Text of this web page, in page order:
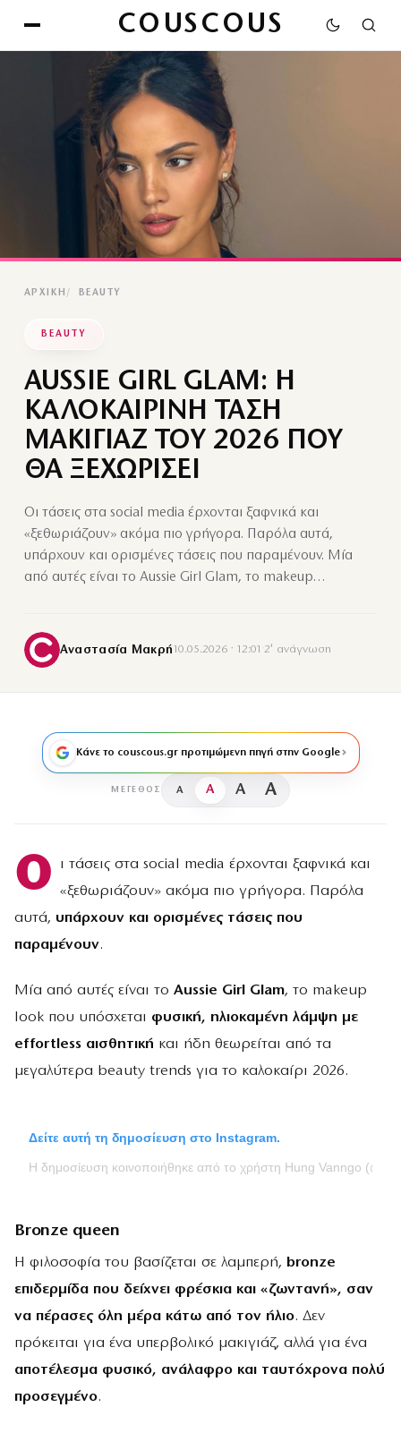
COUSCOUS
ΑΡΧΙΚΉ BEAUTY
BEAUTY
AUSSIE GIRL GLAM: H
ΚΑΛΟΚΑΙΡΙΝΗ ΤΑΣΗ
ΜΑΚΙΓΙΑΖ ΤΟΥ 2026 ΠΟΥ
ΘΑ ΞΕΧΩΡΙΣΕΙ
Οι τάσεις στα social media έρχονται ξαφνικά και
«ξεθωριάζουν» ακόμα πιο γρήγορα. Παρόλα αυτά,
υπάρχουν και ορισμένες τάσεις που παραμένουν. Μία
από αυτές είναι το Aussie Girl Glam, το makeup…
Αναστασία Μακρή10.05.2026 · 12:01 ·2′ ανάγνωση
Κάνε το couscous.gr προτιμώμενη πηγή στην Google
ΜΈΓΕΘΟΣ A A A A
Ο
ι τάσεις στα social media έρχονται ξαφνικά και
«ξεθωριάζουν» ακόμα πιο γρήγορα. Παρόλα
αυτά, υπάρχουν και ορισμένες τάσεις που
παραμένουν.
Μία από αυτές είναι το Aussie Girl Glam, το makeup
look που υπόσχεται φυσική, ηλιοκαμένη λάμψη με
effortless αισθητική και ήδη θεωρείται από τα
μεγαλύτερα beauty trends για το καλοκαίρι 2026.
Δείτε αυτή τη δημοσίευση στο Instagram.
Η δημοσίευση κοινοποιήθηκε από το χρήστη Hung Vanngo
Bronze queen
Η φιλοσοφία του βασίζεται σε λαμπερή, bronze
επιδερμίδα που δείχνει φρέσκια και «ζωντανή», σαν
να πέρασες όλη μέρα κάτω από τον ήλιο. Δεν
πρόκειται για ένα υπερβολικό μακιγιάζ, αλλά για ένα
αποτέλεσμα φυσικό, ανάλαφρο και ταυτόχρονα πολύ
προσεγμένο.